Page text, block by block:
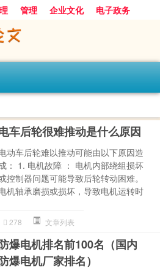
管理 企业文化
电子政务
发展
车后轮很难推动是什么原因
动车后轮难以推动可能由以下原因造
： 1. 电机故障 ： 电机内部绕组损坏
控制器问题可能导致后轮转动困难。
机轴承磨损或损坏，导致电机运转时
278 文章列表
爆电机排名前100名（国内
爆电机厂家排名）